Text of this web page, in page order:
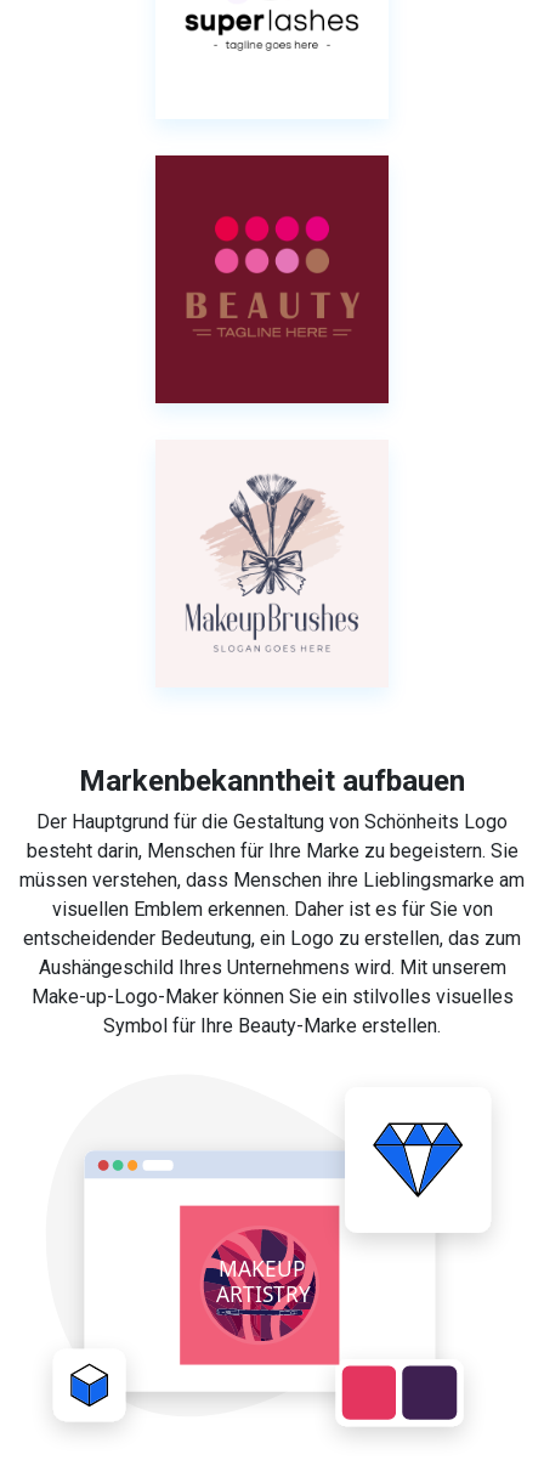
Markenbekanntheit aufbauen
Der Hauptgrund für die Gestaltung von Schönheits Logo
besteht darin, Menschen für Ihre Marke zu begeistern. Sie
müssen verstehen, dass Menschen ihre Lieblingsmarke am
visuellen Emblem erkennen. Daher ist es für Sie von
entscheidender Bedeutung, ein Logo zu erstellen, das zum
Aushängeschild Ihres Unternehmens wird. Mit unserem
Make-up-Logo-Maker können Sie ein stilvolles visuelles
Symbol für Ihre Beauty-Marke erstellen.